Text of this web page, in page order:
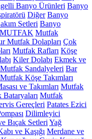
Banyo Ürünleri Banyo
Diğer Banyo
Setleri Banyo
MUTFAK Mutfak
Mutfak Dolapları Çok
Mutfak Rafları Köşe
Kiler Dolabı Ekmek ve
Mutfak Sandalyeleri Bar
Mutfak Köşe Takımları
ve Takımları Mutfak
Mutfak
Gereçleri Patates Ezici
Dilimleyici
Bıçak Setleri Yağ
ve Kaşığı Merdane ve